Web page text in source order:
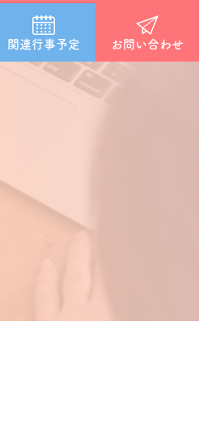
関連行事予定 お問い合わせ